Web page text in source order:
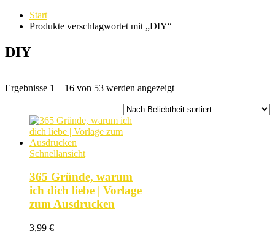
Start
Produkte verschlagwortet mit „DIY“
DIY
Ergebnisse 1 – 16 von 53 werden angezeigtNach
sortiert
Schnellansicht
365 Gründe, warum
ich dich liebe | Vorlage
zum Ausdrucken
3,99 €